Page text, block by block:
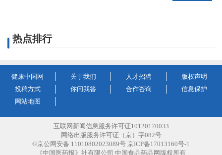
热点排行
健康中国网 关于我们 人才招聘
版权声明
投稿方式
你问我答 合作咨询
信息保护
网站地图
互联网新闻信息服务许可证10120170033
网络出版服务许可证（京）字082号
©京公网安备 11010802023089号 京ICP备17013160号-1
《中国医药报》社有限公司 中国食品药品网版权所有